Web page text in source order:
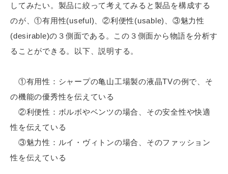
してみたい。製品に絞って考えてみると製品を構成する
のが、①有用性(useful)、②利便性(usable)、③魅力性
(desirable)の３側面である。この３側面から物語を分析す
ることができる。以下、説明する。
①有用性：シャープの亀山工場製の液晶TVの例で、そ
の機能の優秀性を伝えている
②利便性：ボルボやベンツの場合、その安全性や快適
性を伝えている
③魅力性：ルイ・ヴィトンの場合、そのファッション
性を伝えている